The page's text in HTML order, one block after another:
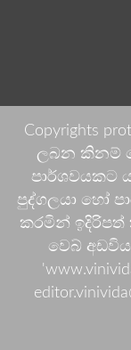
Copyrights
ලබන කිනම්
පාර්ශවයකට
පුද්ගලයා හෝ
කරමින්
වෙබ්